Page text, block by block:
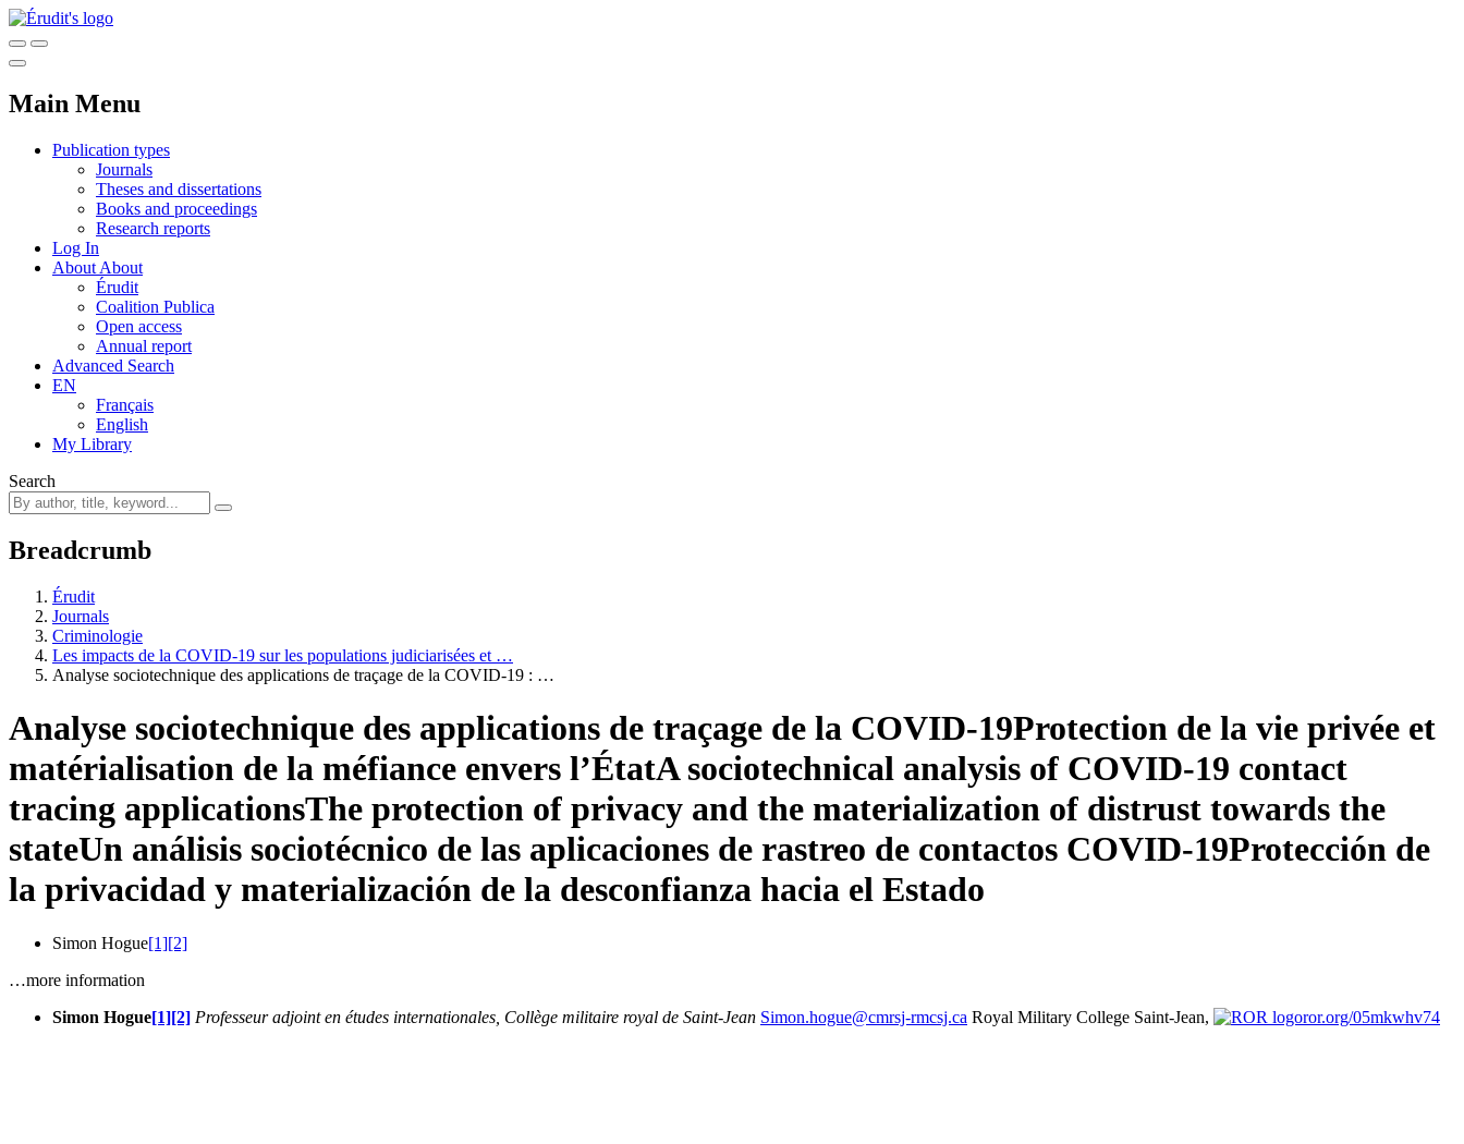
Main Menu
Publication types
Journals
Theses and dissertations
Books and proceedings
Research reports
Log In
About About
Érudit
Coalition Publica
Open access
Annual report
Advanced Search
EN
Français
English
My Library
Search
Breadcrumb
Érudit
Journals
Criminologie
Les impacts de la COVID-19 sur les populations judiciarisées et …
Analyse sociotechnique des applications de traçage de la COVID-19 : …
Analyse sociotechnique des applications de traçage de la COVID-19Protection de la vie privée et
matérialisation de la méfiance envers l’ÉtatA sociotechnical analysis of COVID-19 contact
tracing applicationsThe protection of privacy and the materialization of distrust towards the
stateUn análisis sociotécnico de las aplicaciones de rastreo de contactos COVID-19Protección de
la privacidad y materialización de la desconfianza hacia el Estado
Simon Hogue[1][2]
…more information
Simon Hogue[1][2] Professeur adjoint en études internationales, Collège militaire royal de Saint-Jean Simon.hogue@cmrsj-rmcsj.ca Royal Military College Saint-Jean, ror.org/05mkwhv74